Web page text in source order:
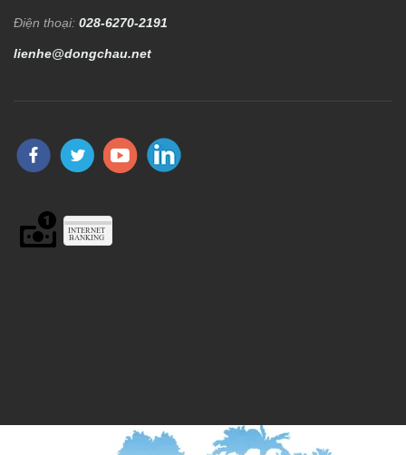
Điện thoại: 028-6270-2191
lienhe@dongchau.net